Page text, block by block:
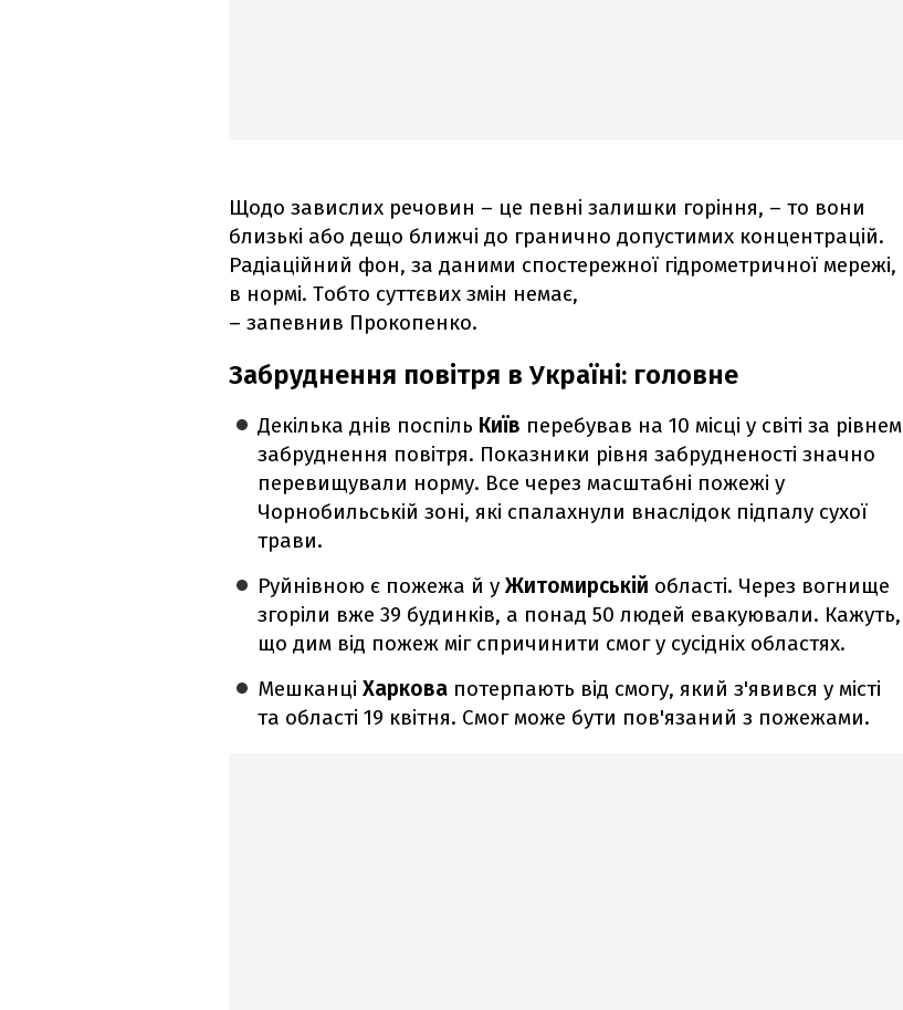
Щодо завислих речовин – це певні залишки горіння, – то вони
близькі або дещо ближчі до гранично допустимих концентрацій.
Радіаційний фон, за даними спостережної гідрометричної мережі,
в нормі. Тобто суттєвих змін немає,
– запевнив Прокопенко.
Забруднення повітря в Україні: головне
Декілька днів поспіль Київ перебував на 10 місці у світі за рівнем
забруднення повітря. Показники рівня забрудненості значно
перевищували норму. Все через масштабні пожежі у
Чорнобильській зоні, які спалахнули внаслідок підпалу сухої
трави.
Руйнівною є пожежа й уЖитомирській області. Через вогнище
згоріли вже 39 будинків, а понад 50 людей евакуювали. Кажуть,
що дим від пожеж міг спричинити смог у сусідніх областях.
МешканціХаркова потерпають від смогу, який з'явився у місті
та області 19 квітня. Смог може бути пов'язаний з пожежами.